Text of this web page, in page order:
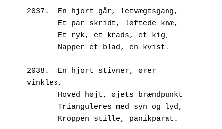
2037.  En hjort går, letvægtsgang,
       Et par skridt, løftede knæ,
       Et ryk, et krads, et kig,
       Napper et blad, en kvist.
2038.  En hjort stivner, ører
vinkles,
       Hoved højt, øjets brændpunkt
       Trianguleres med syn og lyd,
       Kroppen stille, panikparat.